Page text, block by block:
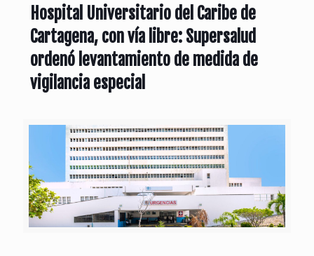
Hospital Universitario del Caribe de
Cartagena, con vía libre: Supersalud
ordenó levantamiento de medida de
vigilancia especial